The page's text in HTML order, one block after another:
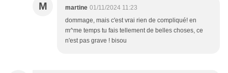
M martine 01/11/2024 11:23
dommage, mais c'est vrai rien de compliqué! en
m^me temps tu fais tellement de belles choses, ce
n'est pas grave ! bisou